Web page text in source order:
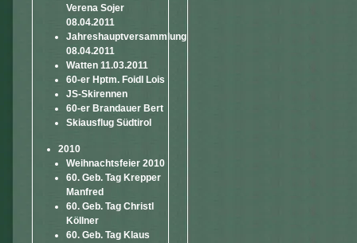
Verena Sojer
08.04.2011
Jahreshauptversammlung
08.04.2011
Watten 11.03.2011
60-er Hptm. Foidl Lois
JS-Skirennen
60-er Brandauer Bert
Skiausflug Südtirol
2010
Weihnachtsfeier 2010
60. Geb. Tag Krepper
Manfred
60. Geb. Tag Christl
Köllner
60. Geb. Tag Klaus